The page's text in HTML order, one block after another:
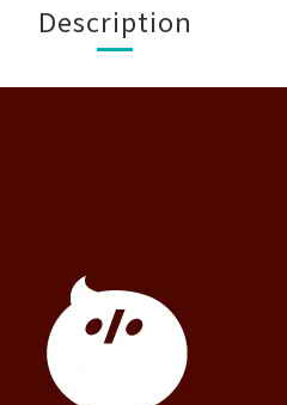
Description